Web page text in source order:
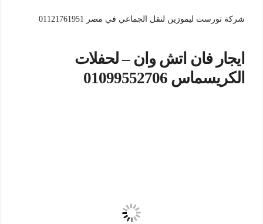
شركة تورست ليموزين لنقل الجماعي في مصر 01121761951
ايجار فان اتش وان – لحفلات
الكريسماس 01099552706